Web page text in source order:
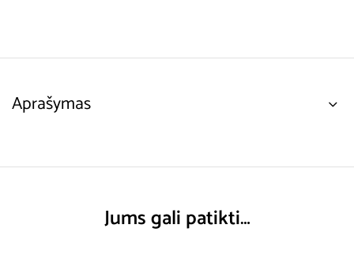
Aprašymas
Jums gali patikti…